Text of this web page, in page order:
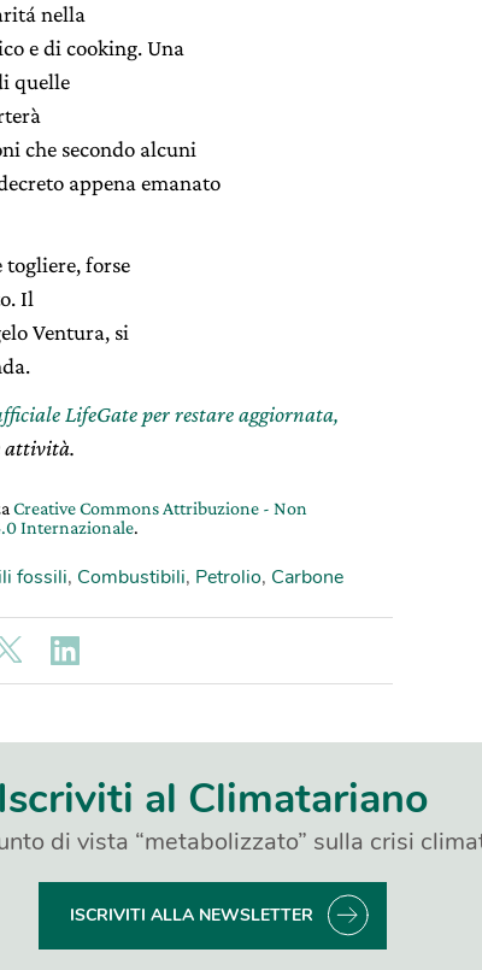
nella
e di cooking. Una
quelle
che secondo alcuni
appena emanato
togliere, forse
Il
Ventura, si
LifeGate per restare aggiornata,
attività.
Creative Commons Attribuzione - Non
Internazionale.
fossili, Combustibili, Petrolio, Carbone
Iscriviti al Climatariano
di vista “metabolizzato” sulla crisi
ISCRIVITI ALLA NEWSLETTER